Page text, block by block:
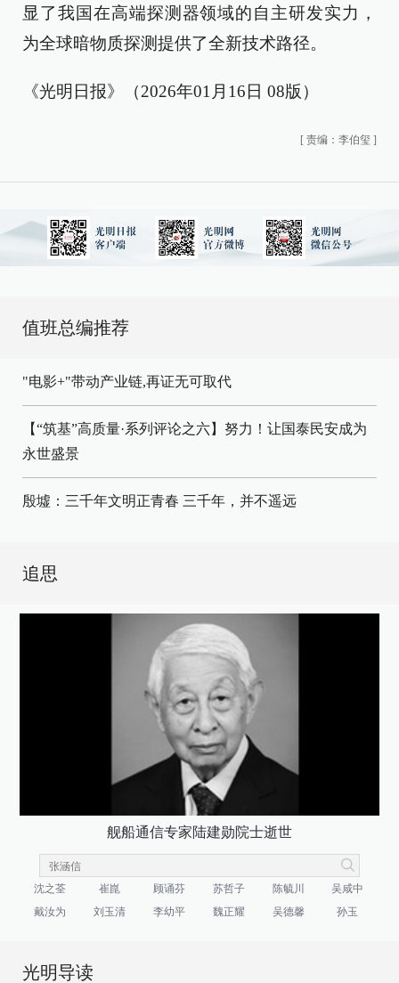
显了我国在高端探测器领域的自主研发实力，
为全球暗物质探测提供了全新技术路径。
《光明日报》（2026年01月16日 08版）
[ 责编：李伯玺 ]
值班总编推荐
"电影+"带动产业链,再证无可取代
【“筑基”高质量·系列评论之六】努力！让国泰民安成为
永世盛景
殷墟：三千年文明正青春 三千年，并不遥远
追思
舰船通信专家陆建勋院士逝世
沈之荃 崔崑 顾诵芬 苏哲子 陈毓川
吴咸中
戴汝为
刘玉清 李幼平 魏正耀 吴德馨 孙玉
光明导读